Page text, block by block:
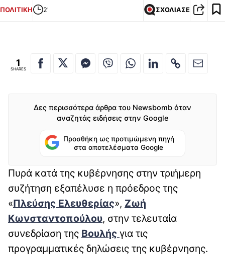
ΠΟΛΙΤΙΚΗ 2' ΣΧΟΛΙΑΣΕ
1
SHARES
Δες περισσότερα άρθρα του Newsbomb όταν
αναζητάς ειδήσεις στην Google
Προσθήκη ως προτιμώμενη πηγή
στα αποτελέσματα Google
Πυρά κατά της κυβέρνησης στην τριήμερη
συζήτηση εξαπέλυσε η πρόεδρος της
«Πλεύσης Ελευθερίας», Ζωή
Κωνσταντοπούλου, στην τελευταία
συνεδρίαση της Βουλής για τις
προγραμματικές δηλώσεις της κυβέρνησης.